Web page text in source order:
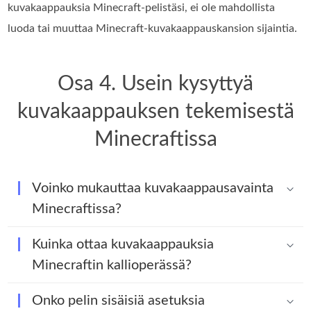
kuvakaappauksia Minecraft-pelistäsi, ei ole mahdollista
luoda tai muuttaa Minecraft-kuvakaappauskansion sijaintia.
Osa 4. Usein kysyttyä
kuvakaappauksen tekemisestä
Minecraftissa
Voinko mukauttaa kuvakaappausavainta
Minecraftissa?
Kuinka ottaa kuvakaappauksia
Minecraftin kallioperässä?
Onko pelin sisäisiä asetuksia